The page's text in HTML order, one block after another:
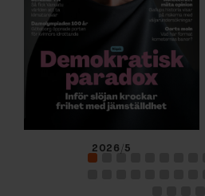
2026/5